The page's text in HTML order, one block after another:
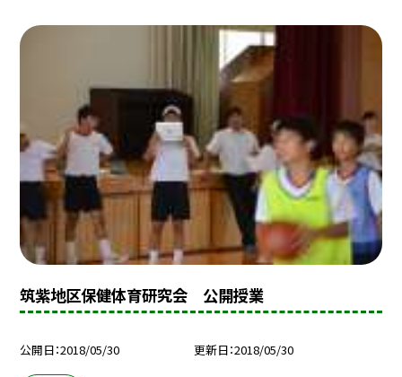
筑紫地区保健体育研究会 公開授業
公開日 2018/05/30 更新日 2018/05/30